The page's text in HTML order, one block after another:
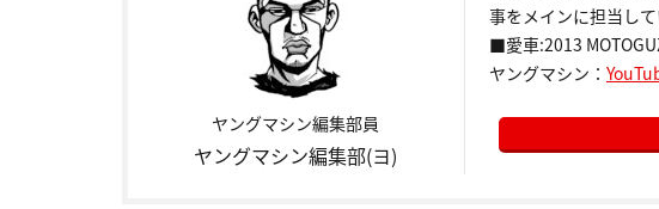
ヤングマシン編集部員
ヤングマシン編集部(ヨ)
事をメインに担当し
■愛車:2013
ヤングマシン：